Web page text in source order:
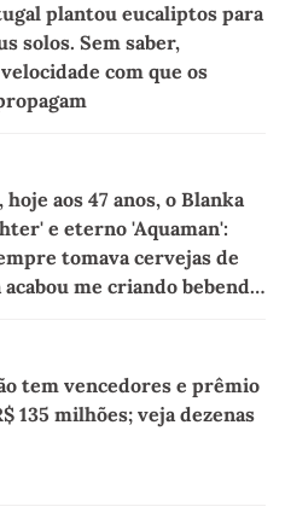
plantou eucaliptos para
solos. Sem saber,
com que os
hoje aos 47 anos, o Blanka
e eterno 'Aquaman':
tomava cervejas de
me criando bebendo
tem vencedores e prêmio
135 milhões; veja dezenas